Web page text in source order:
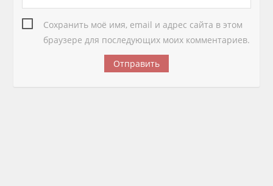
Сохранить моё имя, email и адрес сайта в этом
браузере для последующих моих комментариев.